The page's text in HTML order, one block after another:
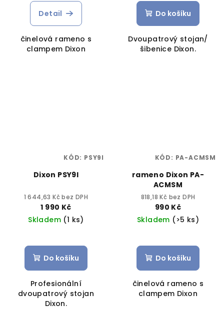
Detail
činelová rameno s
clampem Dixon
Do košíku
Dvoupatrový stojan/
šibenice Dixon.
Dixon PSY9I
1 644,63 Kč bez DPH
1 990 Kč
Skladem (1 ks)
Do košíku
Profesionální
dvoupatrový stojan
Dixon.
KÓD: PSY9I
rameno Dixon PA-
ACMSM
818,18 Kč bez DPH
990 Kč
Skladem (>5 ks)
Do košíku
činelová rameno s
clampem Dixon
KÓD: PA-ACMSM